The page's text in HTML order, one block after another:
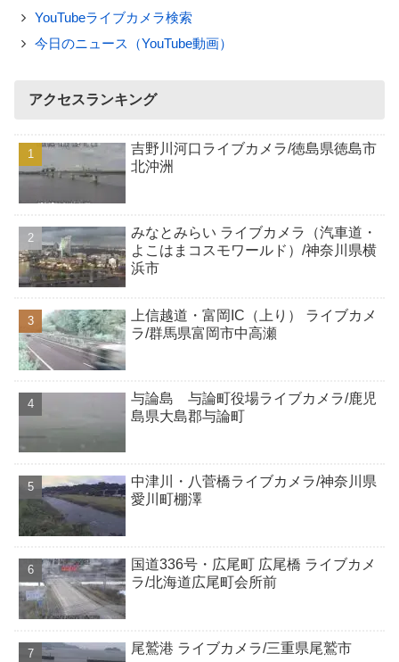
YouTubeライブカメラ検索
今日のニュース（YouTube動画）
アクセスランキング
吉野川河口ライブカメラ/徳島県徳島市
北沖洲
みなとみらい ライブカメラ（汽車道・
よこはまコスモワールド）/神奈川県横
浜市
上信越道・富岡IC（上り） ライブカメ
ラ/群馬県富岡市中高瀬
与論島 与論町役場ライブカメラ/鹿児
島県大島郡与論町
中津川・八菅橋ライブカメラ/神奈川県
愛川町棚澤
国道336号・広尾町 広尾橋 ライブカメ
ラ/北海道広尾町会所前
尾鷲港 ライブカメラ/三重県尾鷲市